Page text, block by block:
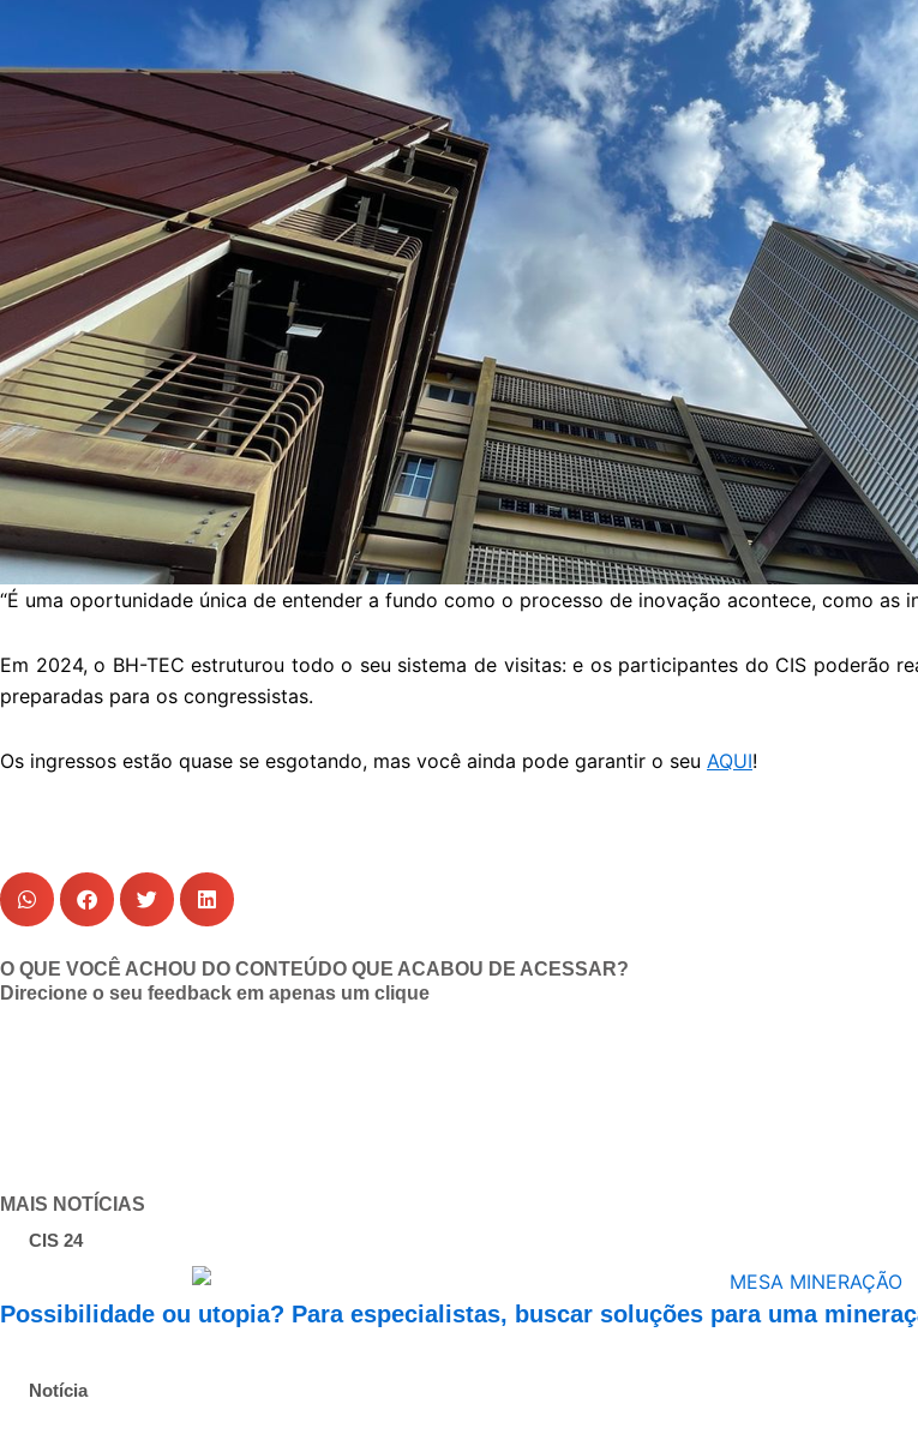
“É uma oportunidade única de entender a fundo como o processo de inovação acontece, como as
Em 2024, o BH-TEC estruturou todo o seu sistema de visitas: e os participantes do CIS poderão
preparadas para os congressistas.
Os ingressos estão quase se esgotando, mas você ainda pode garantir o seu AQUI!
O QUE VOCÊ ACHOU DO CONTEÚDO QUE ACABOU DE ACESSAR?
Direcione o seu feedback em apenas um clique
MAIS NOTÍCIAS
CIS 24
Possibilidade ou utopia? Para especialistas, buscar soluções para uma
Notícia